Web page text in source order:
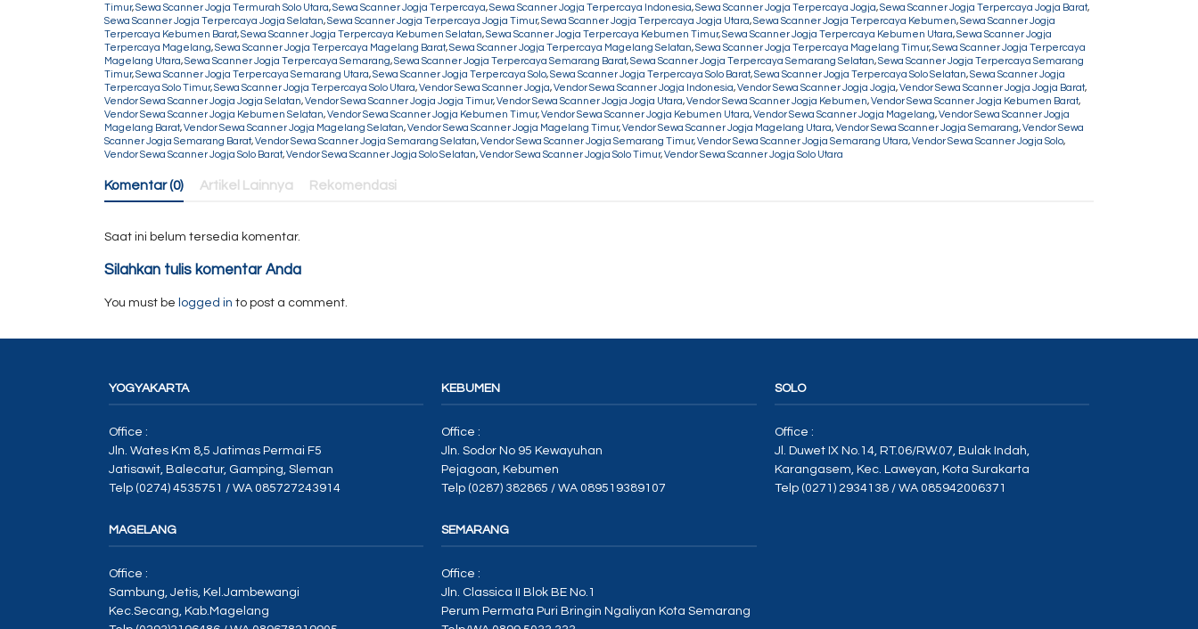
Timur,Sewa Scanner Jogja Termurah Solo Utara,Sewa Scanner Jogja Terpercaya,Sewa Scanner Jogja Terpercaya Indonesia,Sewa Scanner Jogja Terpercaya Jogja,Sewa Scanner Jogja Terpercaya Jogja Barat,
Sewa Scanner Jogja Terpercaya Jogja Selatan,Sewa Scanner Jogja Terpercaya Jogja Timur,Sewa Scanner Jogja Terpercaya Jogja Utara,Sewa Scanner Jogja Terpercaya Kebumen,Sewa Scanner Jogja
Terpercaya Kebumen Barat,Sewa Scanner Jogja Terpercaya Kebumen Selatan,Sewa Scanner Jogja Terpercaya Kebumen Timur,Sewa Scanner Jogja Terpercaya Kebumen Utara,Sewa Scanner Jogja
Terpercaya Magelang,Sewa Scanner Jogja Terpercaya Magelang Barat,Sewa Scanner Jogja Terpercaya Magelang Selatan,Sewa Scanner Jogja Terpercaya Magelang Timur,Sewa Scanner Jogja Terpercaya
Magelang Utara,Sewa Scanner Jogja Terpercaya Semarang,Sewa Scanner Jogja Terpercaya Semarang Barat,Sewa Scanner Jogja Terpercaya Semarang Selatan,Sewa Scanner Jogja Terpercaya Semarang
Timur,Sewa Scanner Jogja Terpercaya Semarang Utara,Sewa Scanner Jogja Terpercaya Solo,Sewa Scanner Jogja Terpercaya Solo Barat,Sewa Scanner Jogja Terpercaya Solo Selatan,Sewa Scanner Jogja
Terpercaya Solo Timur,Sewa Scanner Jogja Terpercaya Solo Utara,Vendor Sewa Scanner Jogja,Vendor Sewa Scanner Jogja Indonesia,Vendor Sewa Scanner Jogja Jogja,Vendor Sewa Scanner Jogja Jogja Barat,
Vendor Sewa Scanner Jogja Jogja Selatan,Vendor Sewa Scanner Jogja Jogja Timur,Vendor Sewa Scanner Jogja Jogja Utara,Vendor Sewa Scanner Jogja Kebumen,Vendor Sewa Scanner Jogja Kebumen Barat,
Vendor Sewa Scanner Jogja Kebumen Selatan,Vendor Sewa Scanner Jogja Kebumen Timur,Vendor Sewa Scanner Jogja Kebumen Utara,Vendor Sewa Scanner Jogja Magelang,Vendor Sewa Scanner Jogja
Magelang Barat,Vendor Sewa Scanner Jogja Magelang Selatan,Vendor Sewa Scanner Jogja Magelang Timur,Vendor Sewa Scanner Jogja Magelang Utara,Vendor Sewa Scanner Jogja Semarang,Vendor Sewa
Scanner Jogja Semarang Barat,Vendor Sewa Scanner Jogja Semarang Selatan,Vendor Sewa Scanner Jogja Semarang Timur,Vendor Sewa Scanner Jogja Semarang Utara,Vendor Sewa Scanner Jogja Solo,
Vendor Sewa Scanner Jogja Solo Barat,Vendor Sewa Scanner Jogja Solo Selatan,Vendor Sewa Scanner Jogja Solo Timur,Vendor Sewa Scanner Jogja Solo Utara
Komentar (0) Artikel Lainnya Rekomendasi
Saat ini belum tersedia komentar.
Silahkan tulis komentar Anda
You must be logged in to post a comment.
YOGYAKARTA
Office :
Jln. Wates Km 8,5 Jatimas Permai F5
Jatisawit, Balecatur, Gamping, Sleman
Telp (0274) 4535751 / WA 085727243914
MAGELANG
Office :
Sambung, Jetis, Kel.Jambewangi
Kec.Secang, Kab.Magelang
KEBUMEN
Office :
Jln. Sodor No 95 Kewayuhan
Pejagoan, Kebumen
Telp (0287) 382865 / WA 089519389107
SEMARANG
Office :
Jln. Classica II Blok BE No.1
Perum Permata Puri Bringin Ngaliyan Kota Semarang
SOLO
Office :
Jl. Duwet IX No.14, RT.06/RW.07, Bulak Indah,
Karangasem, Kec. Laweyan, Kota Surakarta
Telp (0271) 2934138 / WA 085942006371